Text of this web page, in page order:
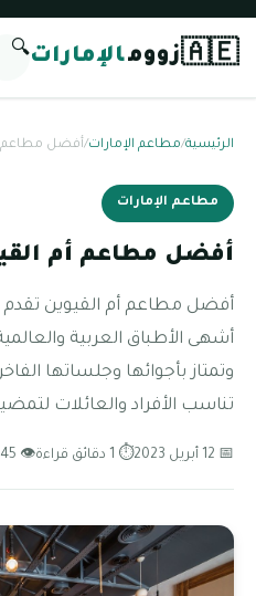
🇦🇪زوومالإمارات🔍
الرئيسية/مطاعم الإمارات/أفضل مطاعم أم
مطاعم الإمارات
أفضل مطاعم أم القيوين
أفضل مطاعم أم القيوين
أشهى الأطباق العربية
وتمتاز بأجوائها وجلساتها
تناسب الأفراد والعائلات
📅 12 أبريل 2023 ⏱ 1 دقائق قراءة 👁 245 مشاهدة